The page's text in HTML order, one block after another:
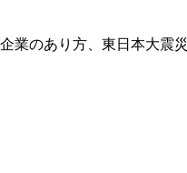
業のあり方、東日本大震災